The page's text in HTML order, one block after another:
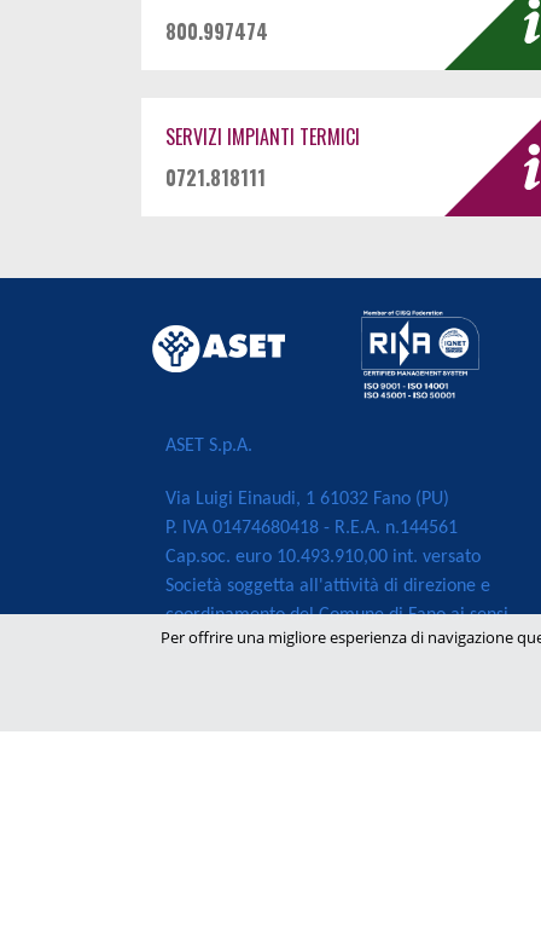
800.997474
SERVIZI IMPIANTI TERMICI
0721.818111
ASET S.p.A.
Via Luigi Einaudi, 1 61032 Fano (PU)
P. IVA 01474680418 - R.E.A. n.144561
Cap.soc. euro 10.493.910,00 int. versato
Società soggetta all'attività di direzione e
coordinamento del Comune di Fano ai sensi
dell'art.2497 c.c. e ss
Per offrire una migliore esperienza di navigazione